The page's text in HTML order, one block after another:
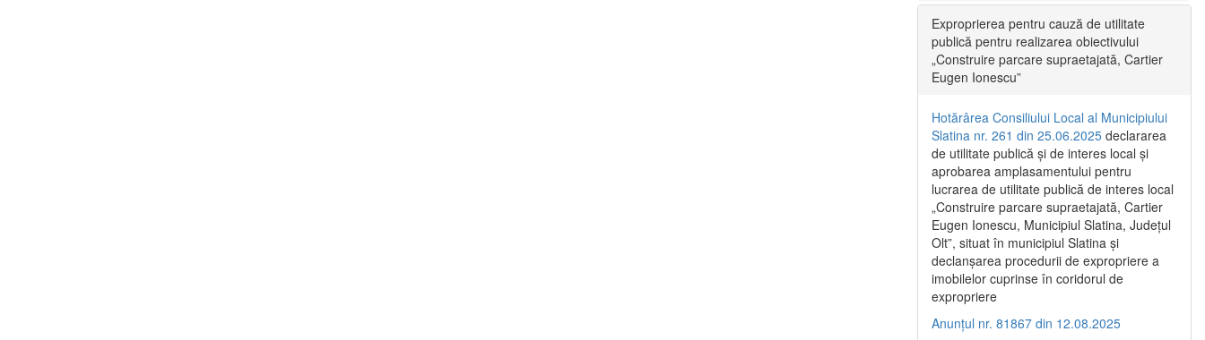
Exproprierea pentru cauză de utilitate
publică pentru realizarea obiectivului
„Construire parcare supraetajată, Cartier
Eugen Ionescu”
Hotărârea Consiliului Local al Municipiului
Slatina nr. 261 din 25.06.2025 declararea
de utilitate publică și de interes local și
aprobarea amplasamentului pentru
lucrarea de utilitate publică de interes local
„Construire parcare supraetajată, Cartier
Eugen Ionescu, Municipiul Slatina, Județul
Olt”, situat în municipiul Slatina și
declanșarea procedurii de expropriere a
imobilelor cuprinse în coridorul de
expropriere
Anunțul nr. 81867 din 12.08.2025